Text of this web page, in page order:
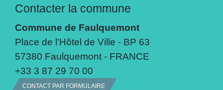
Contacter la commune
Commune de Faulquemont
Place de l'Hôtel de Ville - BP 63
57380 Faulquemont - FRANCE
+33 3 87 29 70 00
CONTACT PAR FORMULAIRE